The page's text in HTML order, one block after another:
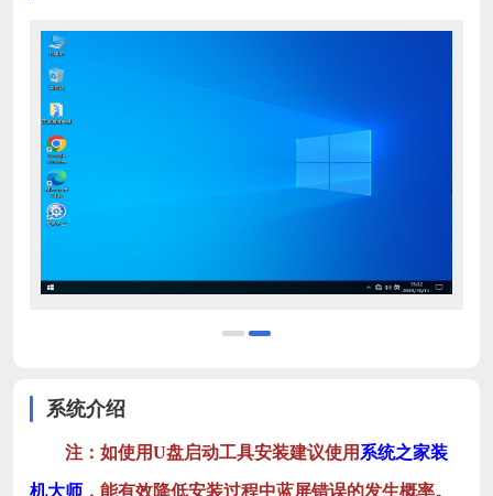
系统介绍
注：如使用U盘启动工具安装建议使用系统之家装
机大师，能有效降低安装过程中蓝屏错误的发生概率。